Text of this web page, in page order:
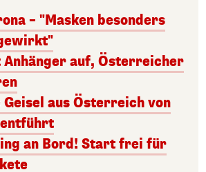
– "Masken besonders
auf, Österreicher
aus Österreich von
an Bord! Start frei für